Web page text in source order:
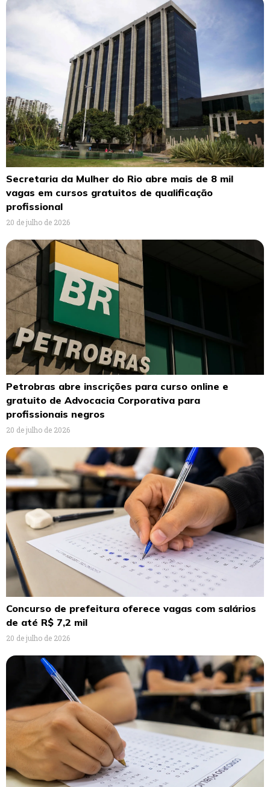
Secretaria da Mulher do Rio abre mais de 8 mil
vagas em cursos gratuitos de qualificação
profissional
20 de julho de 2026
Petrobras abre inscrições para curso online e
gratuito de Advocacia Corporativa para
profissionais negros
20 de julho de 2026
Concurso de prefeitura oferece vagas com salários
de até R$ 7,2 mil
20 de julho de 2026